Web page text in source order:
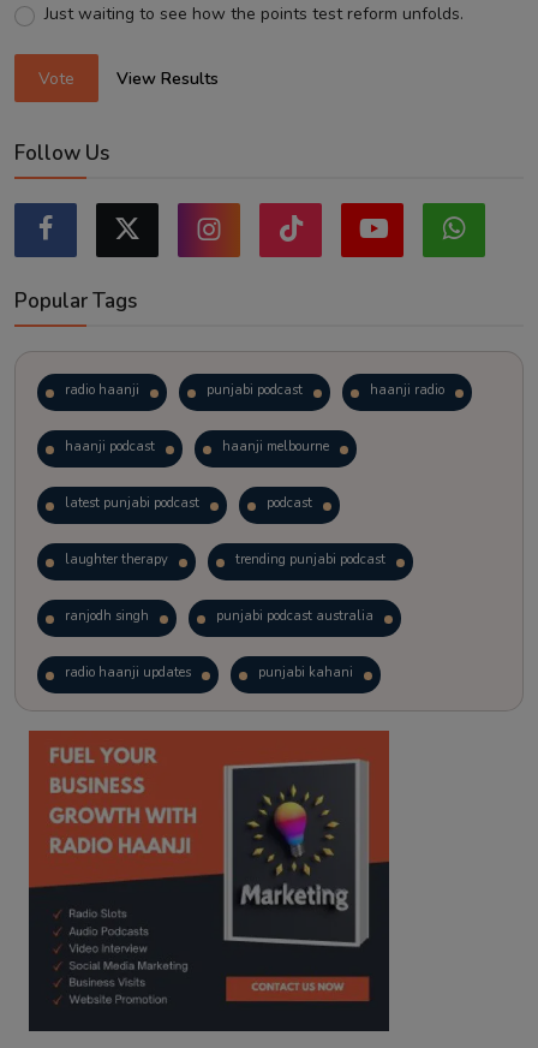
Just waiting to see how the points test reform unfolds.
Vote View Results
Follow Us
Popular Tags
radio haanji punjabi podcast haanji radio
haanji podcast haanji melbourne
latest punjabi podcast podcast
laughter therapy trending punjabi podcast
ranjodh singh punjabi podcast australia
radio haanji updates punjabi kahani
kitaab kahani punjabi story